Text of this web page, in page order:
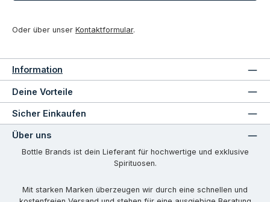
Oder über unser Kontaktformular.
Information
Deine Vorteile
Sicher Einkaufen
Über uns
Bottle Brands ist dein Lieferant für hochwertige und exklusive
Spirituosen.
Mit starken Marken überzeugen wir durch eine schnellen und